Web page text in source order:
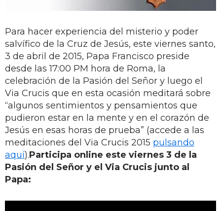
Para hacer experiencia del misterio y poder
salvífico de la Cruz de Jesús, este viernes santo,
3 de abril de 2015, Papa Francisco preside
desde las 17:00 PM hora de Roma, la
celebración de la Pasión del Señor y luego el
Via Crucis que en esta ocasión meditará sobre
“algunos sentimientos y pensamientos que
pudieron estar en la mente y en el corazón de
Jesús en esas horas de prueba” (accede a las
meditaciones del Via Crucis 2015 pulsando
aquí).Participa online este viernes 3 de la
Pasión del Señor y el Via Crucis junto al
Papa: